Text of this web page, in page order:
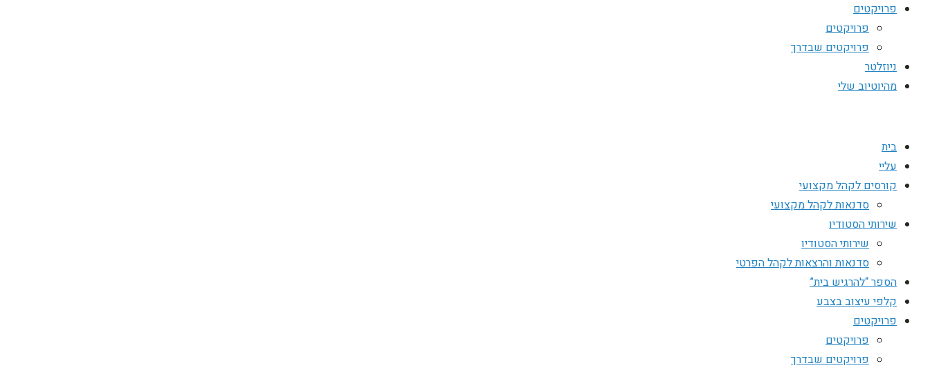
פרויקטים
פרויקטים
פרויקטים שבדרך
ניוזלטר
מהיוטיוב שלי
בית
עליי
קורסים לקהל מקצועי
סדנאות לקהל מקצועי
שירותי הסטודיו
שירותי הסטודיו
סדנאות והרצאות לקהל הפרטי
הספר “להרגיש בית”
קלפי עיצוב בצבע
פרויקטים
פרויקטים
פרויקטים שבדרך